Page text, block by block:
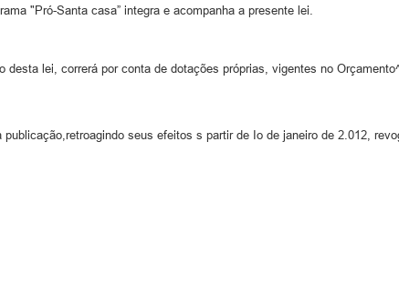
"Pró-Santa casa” integra e acompanha a presente lei.
desta lei, correrá por conta de dotações próprias, vigentes no
seus efeitos s partir de Io de janeiro de 2.012,